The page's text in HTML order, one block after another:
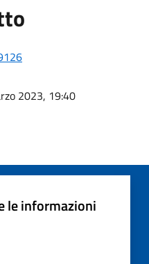
2023, 19:40
le informazioni